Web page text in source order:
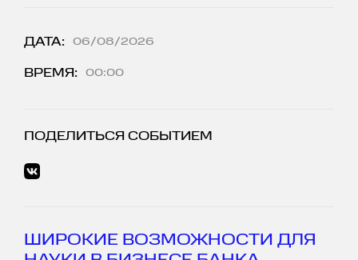
ДАТА: 06/08/2026
ВРЕМЯ: 00:00
ПОДЕЛИТЬСЯ СОБЫТИЕМ
ШИРОКИЕ ВОЗМОЖНОСТИ ДЛЯ